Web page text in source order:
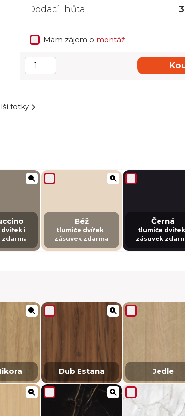
Dodací lhůta:
Mám zájem o montáž
fotky
i
zdarma
Béž
tlumiče dvířek i
zásuvek zdarma
Černá
tlumiče
zásuvek
Dub Estana Jedle